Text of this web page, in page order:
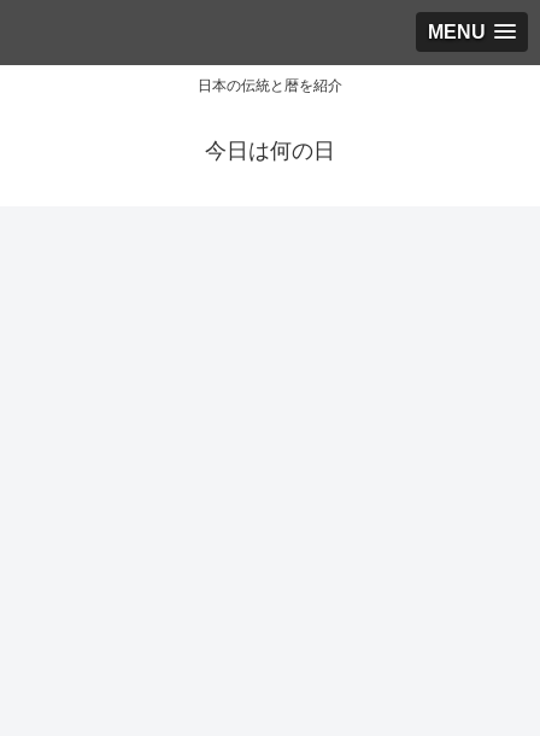
MENU
日本の伝統と暦を紹介
今日は何の日